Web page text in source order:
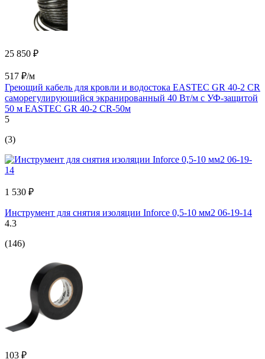
25 850 ₽
517 ₽/м
Греющий кабель для кровли и водостока EASTEC GR 40-2 CR
саморегулирующийся экранированный 40 Вт/м с УФ-защитой
50 м EASTEC GR 40-2 CR-50м
5
(3)
1 530 ₽
Инструмент для снятия изоляции Inforce 0,5-10 мм2 06-19-14
4.3
(146)
103 ₽